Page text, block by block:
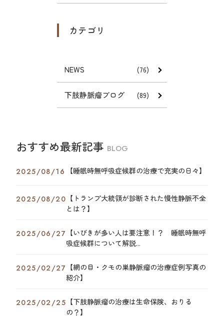
カテゴリ
NEWS (76)
下肢静脈瘤ブログ (89)
おすすめ最新記事 BLOG
2025/08/16 【睡眠時無呼吸症候群の治療で充実の日々】
2025/08/20 【トランプ大統領が診断された慢性静脈不全
とは？】
2025/06/27 【いびきが多い人は要注意！？ 睡眠時無呼
吸症候群について解説...
2025/02/27 【網の目・クモの巣静脈瘤の治療症例写真の
紹介】
2025/02/25 【下肢静脈瘤の治療は生命保険、おりる
の？】